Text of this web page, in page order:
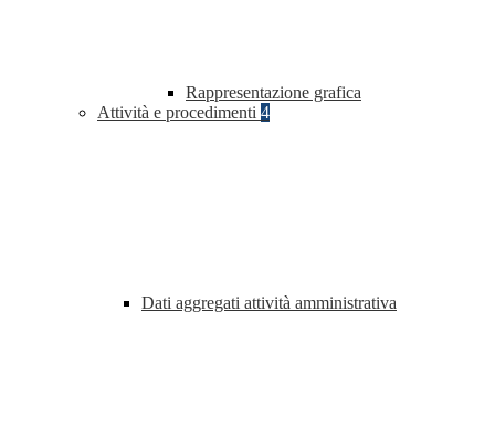
Rappresentazione grafica
Attività e procedimenti 4
Dati aggregati attività amministrativa